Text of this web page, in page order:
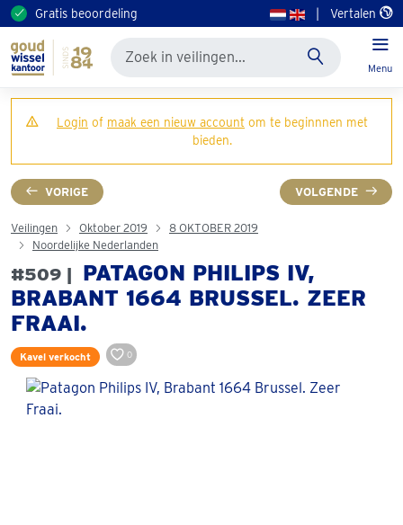
Gratis beoordeling Vertalen
Menu
Login of maak een nieuw account om te beginnnen met
bieden.
VORIGE VOLGENDE
Veilingen Oktober 2019
8 OKTOBER 2019
Noordelijke Nederlanden
#509 |
PATAGON PHILIPS IV,
BRABANT 1664 BRUSSEL. ZEER
FRAAI.
Kavel verkocht 0